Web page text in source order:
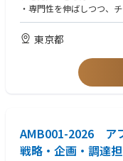
■担当いただく業務概要
・AIツールを活用した求
ことで、顧客満足度を担
・求償予測システムの運
務、資産価額登録業務等（
・予測結果に基づき、必
・調達したケータイ補償
・専門性を伸ばしつつ、
・柔軟性、協調性を持ち
れる方
<求めるスキル>
以下のすべての経験を有
・調達業務の経験（2年以
＜あると望ましい経験/ス
・簿記2級
東京都
AMB001-2026 ア
戦略・企画・調達